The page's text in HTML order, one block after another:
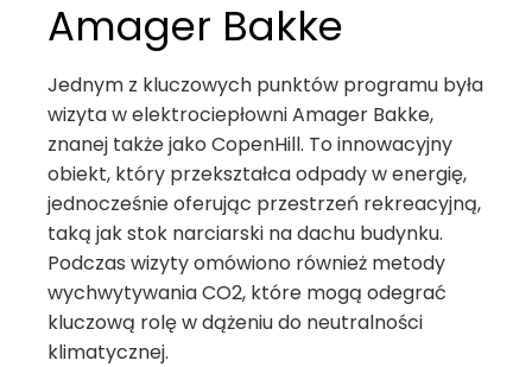
Amager Bakke
Jednym z kluczowych punktów programu była
wizyta w elektrociepłowni Amager Bakke,
znanej także jako CopenHill. To innowacyjny
obiekt, który przekształca odpady w energię,
jednocześnie oferując przestrzeń rekreacyjną,
taką jak stok narciarski na dachu budynku.
Podczas wizyty omówiono również metody
wychwytywania CO2, które mogą odegrać
kluczową rolę w dążeniu do neutralności
klimatycznej.